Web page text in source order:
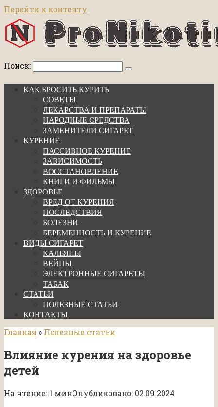
Перейти к контенту
Поиск:
КАК БРОСИТЬ КУРИТЬ
СОВЕТЫ
ЛЕКАРСТВА И ПРЕПАРАТЫ
НАРОДНЫЕ СРЕДСТВА
ЗАМЕНИТЕЛИ СИГАРЕТ
КУРЕНИЕ
ПАССИВНОЕ КУРЕНИЕ
ЗАВИСИМОСТЬ
ВОССТАНОВЛЕНИЕ
КНИГИ И ФИЛЬМЫ
ЗДОРОВЬЕ
ВРЕД ОТ КУРЕНИЯ
ПОСЛЕДСТВИЯ
БОЛЕЗНИ
БЕРЕМЕННОСТЬ И КУРЕНИЕ
ВИДЫ СИГАРЕТ
КАЛЬЯНЫ
ВЕЙПЫ
ЭЛЕКТРОННЫЕ СИГАРЕТЫ
ТАБАК
СТАТЬИ
ПОЛЕЗНЫЕ СТАТЬИ
КОНТАКТЫ
Главная » Полезные статьи
Влияние курения на здоровье
детей
На чтение: 1 минОпубликовано: 02.09.2024